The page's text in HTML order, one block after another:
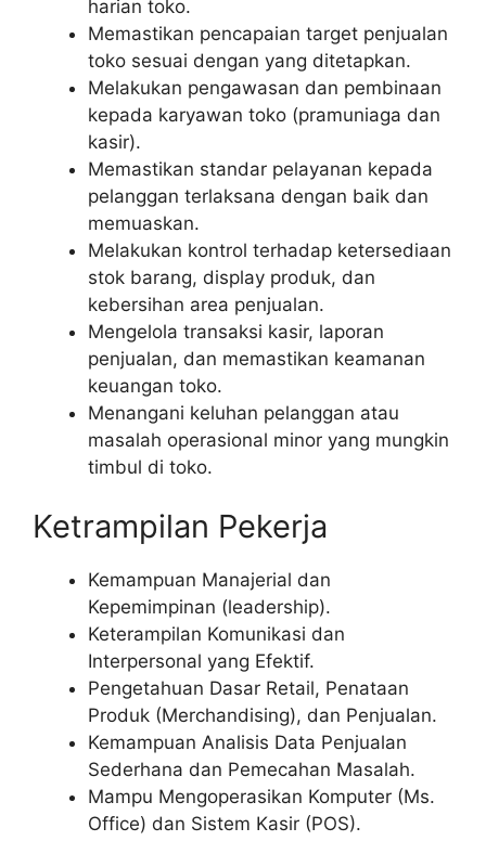
harian toko.
Memastikan pencapaian target penjualan
toko sesuai dengan yang ditetapkan.
Melakukan pengawasan dan pembinaan
kepada karyawan toko (pramuniaga dan
kasir).
Memastikan standar pelayanan kepada
pelanggan terlaksana dengan baik dan
memuaskan.
Melakukan kontrol terhadap ketersediaan
stok barang, display produk, dan
kebersihan area penjualan.
Mengelola transaksi kasir, laporan
penjualan, dan memastikan keamanan
keuangan toko.
Menangani keluhan pelanggan atau
masalah operasional minor yang mungkin
timbul di toko.
Ketrampilan Pekerja
Kemampuan Manajerial dan
Kepemimpinan (leadership).
Keterampilan Komunikasi dan
Interpersonal yang Efektif.
Pengetahuan Dasar Retail, Penataan
Produk (Merchandising), dan Penjualan.
Kemampuan Analisis Data Penjualan
Sederhana dan Pemecahan Masalah.
Mampu Mengoperasikan Komputer (Ms.
Office) dan Sistem Kasir (POS).